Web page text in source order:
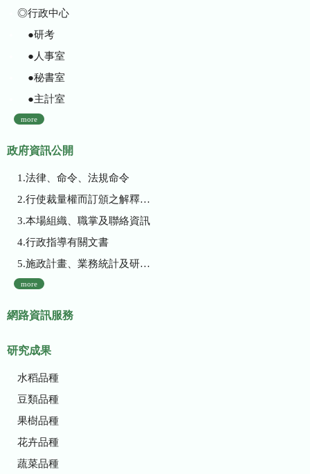
◎行政中心
●研考
●人事室
●秘書室
●主計室
more
政府資訊公開
1.法律、命令、法規命令
2.行使裁量權而訂頒之解釋性規定及裁量基準
3.本場組織、職掌及聯絡資訊
4.行政指導有關文書
5.施政計畫、業務統計及研究報告
more
網路資訊服務
研究成果
水稻品種
豆類品種
果樹品種
花卉品種
蔬菜品種